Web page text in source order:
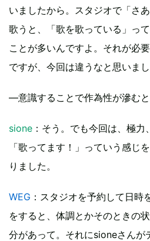
いましたから。スタジオで「さ
歌うと、「歌を歌っている」っ
ことが多いんですよ。それが必
ですが、今回は違うなと思いまし
―意識することで作為性が滲むと
sione ：そう。でも今回は、極力
「歌ってます！」っていう感じ
りました。
WEG ：スタジオを予約して日時
をすると、体調とかそのときの
分があって。それにsioneさんが